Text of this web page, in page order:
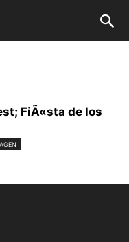
FiÃ«sta de los